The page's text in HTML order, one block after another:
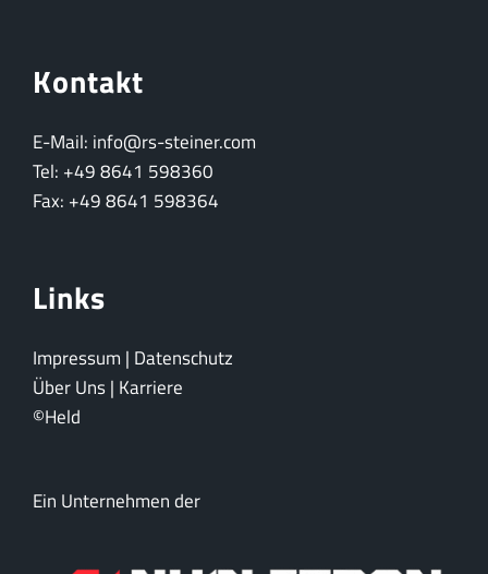
Kontakt
E-Mail: info@rs-steiner.com
Tel: +49 8641 598360
Fax: +49 8641 598364
Links
Impressum | Datenschutz
Über Uns| Karriere
©Held
Ein Unternehmen der